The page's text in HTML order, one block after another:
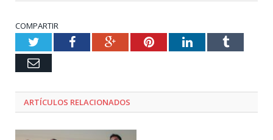
COMPARTIR
TwitterFacebookGoogle+PinterestLinkedInTumblr
Email
ARTÍCULOS RELACIONADOS